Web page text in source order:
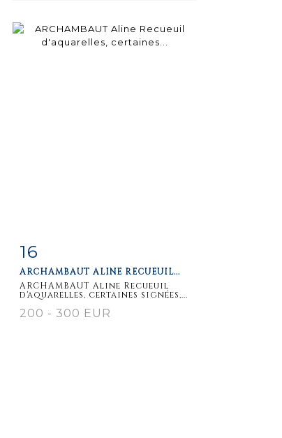
Item detail
16
ARCHAMBAUT ALINE RECUEUIL...
ARCHAMBAUT Aline Recueuil
d'aquarelles, certaines signées,...
200 - 300 EUR